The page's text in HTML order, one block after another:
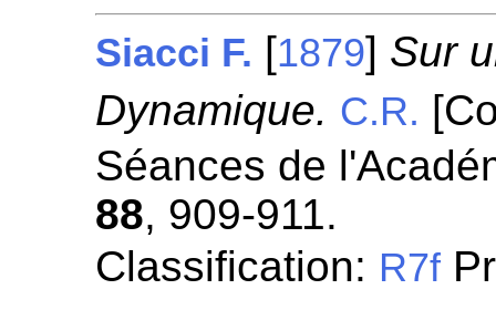
Siacci F. [1879] Sur
Dynamique. C.R.
Séances de
88, 909-911.
Classification: R7f